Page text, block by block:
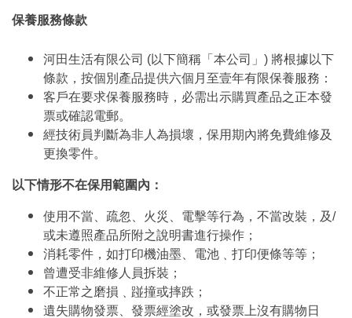
保養服務條款
河田生活有限公司 (以下簡稱「本公司」) 將根據以下
條款，按個別產品提供六個月至壹年有限保養服務：
客戶在要求保養服務時，必需出示購買產品之正本發
票或確認電郵。
經技術員判斷為非人為損壞，保用期內將免費維修及
更換零件。
以下情形不在保用範圍內：
使用不當、疏忽、火災、電擊等行為，不當改裝，及/
或未遵照產品所附之說明書進行操作；
消耗零件，如打印機油墨、電池﹑打印便條等等；
曾遭受非維修人員拆裝；
不正常之磨損﹑踫撞或摔跌；
遺失購物發票、發票經塗改，或發票上沒有購物日